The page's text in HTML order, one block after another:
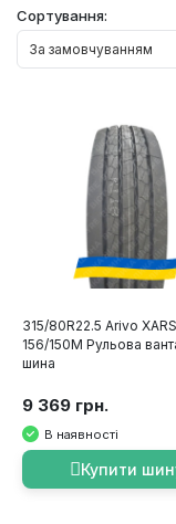
Сортування:
315/80R22.5 Arivo
156/150M Рульова
шина
9 369 грн.
В наявності
Купити